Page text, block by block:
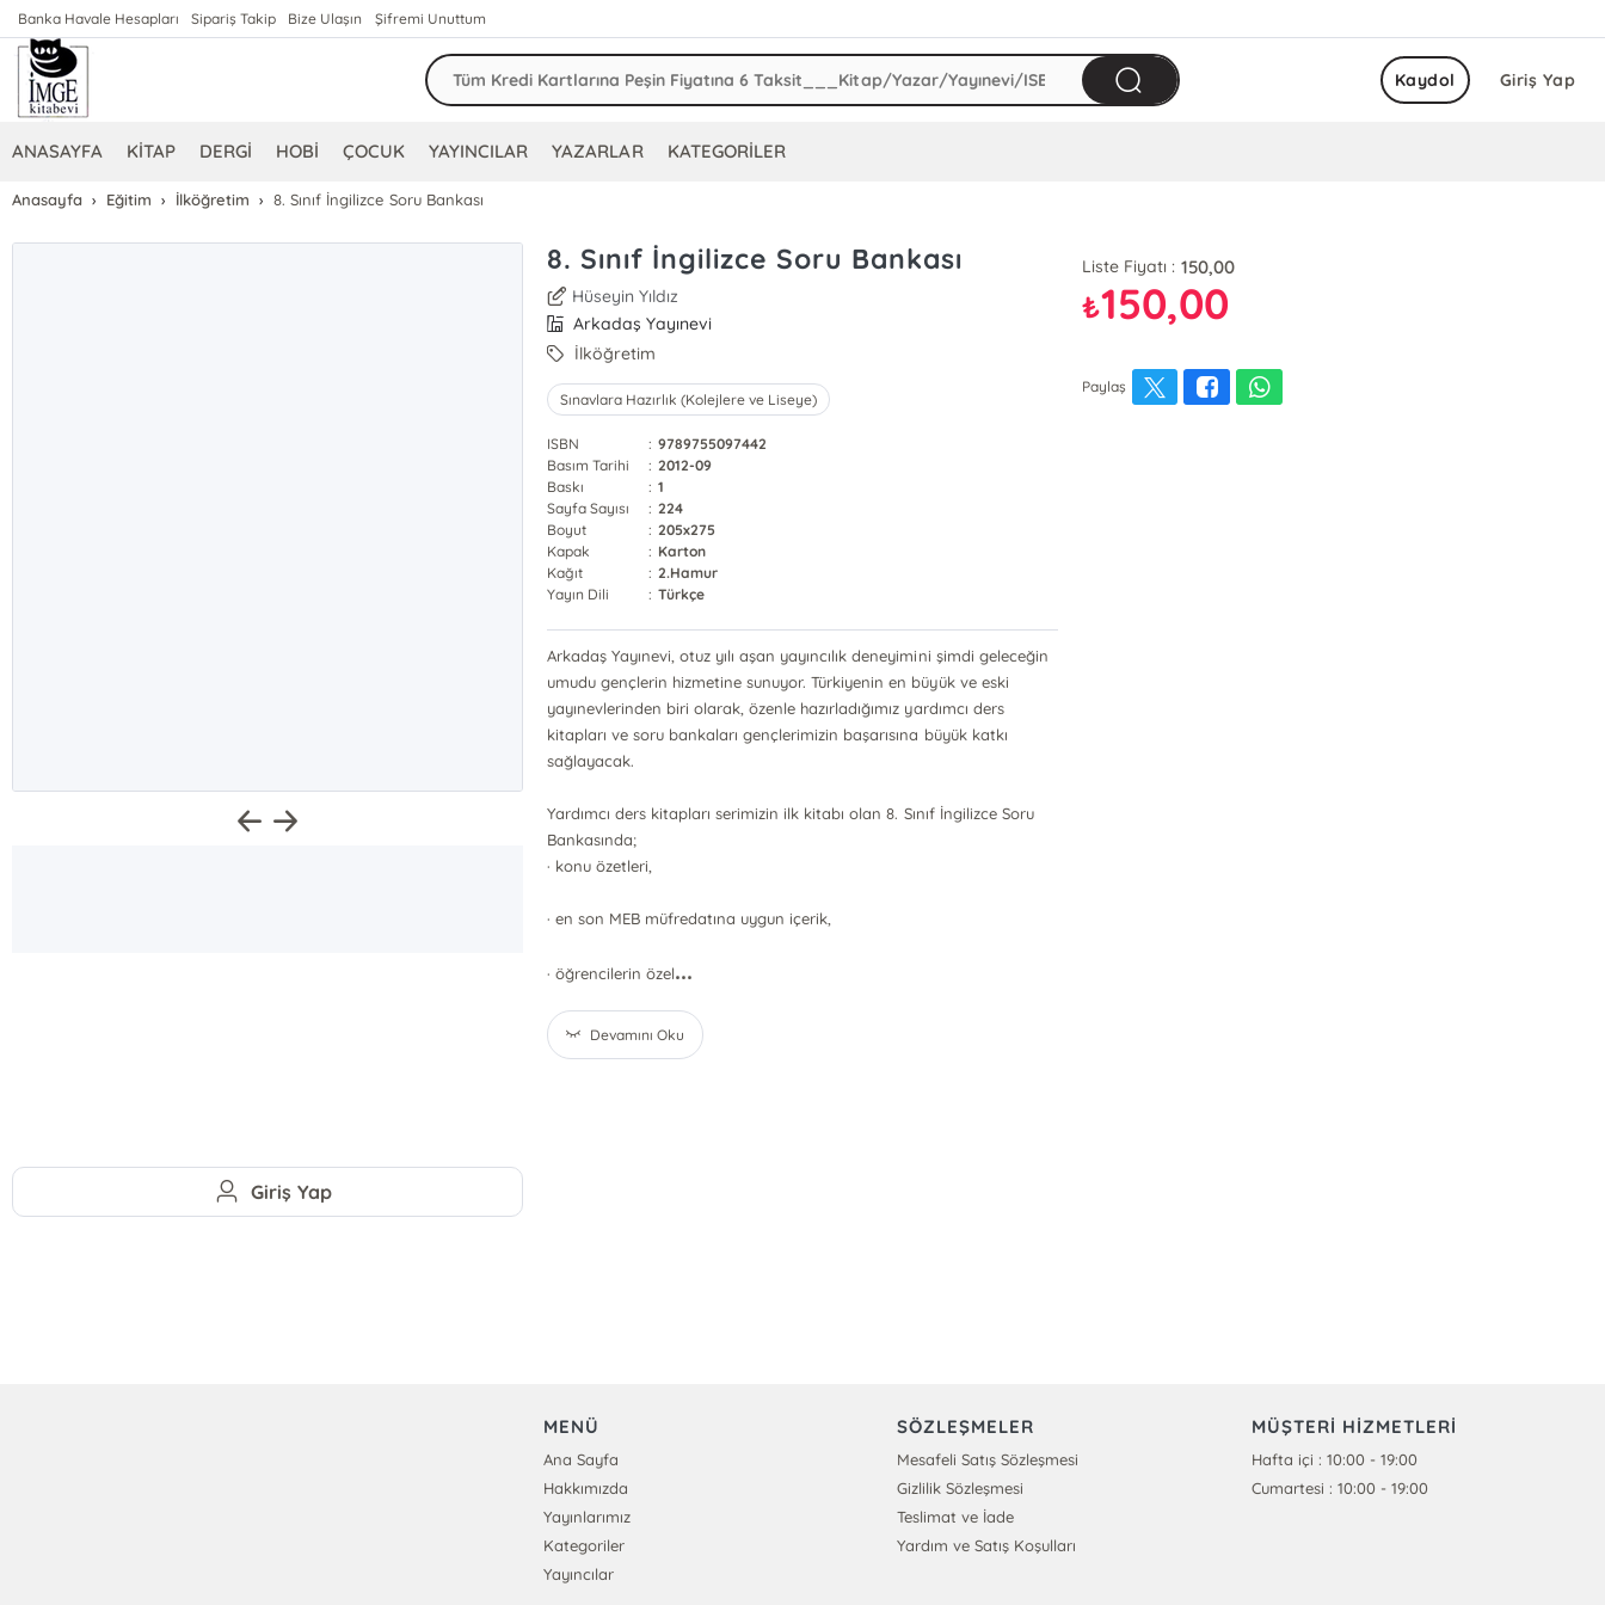
Banka Havale Hesapları Sipariş Takip Bize Ulaşın Şifremi Unuttum
Giriş Yap
Kaydol
ANASAYFA KİTAP DERGİ HOBİ ÇOCUK YAYINCILAR YAZARLAR KATEGORİLER
Anasayfa Eğitim İlköğretim 8. Sınıf İngilizce Soru Bankası
8. Sınıf İngilizce Soru Bankası
Hüseyin Yıldız
Arkadaş Yayınevi
İlköğretim
Sınavlara Hazırlık (Kolejlere ve Liseye)
ISBN : 9789755097442
Basım Tarihi
: 2012-09
Baskı
: 1
Sayfa Sayısı
: 224
Boyut
: 205x275
Kapak
: Karton
Kağıt
: 2.Hamur
Yayın Dili
: Türkçe
Arkadaş Yayınevi, otuz yılı aşan yayıncılık deneyimini şimdi geleceğin
umudu gençlerin hizmetine sunuyor. Türkiyenin en büyük ve eski
yayınevlerinden biri olarak, özenle hazırladığımız yardımcı ders
kitapları ve soru bankaları gençlerimizin başarısına büyük katkı
sağlayacak.
Yardımcı ders kitapları serimizin ilk kitabı olan 8. Sınıf İngilizce Soru
Bankasında;
· konu özetleri,
· en son MEB müfredatına uygun içerik,
· öğrencilerin özel...
Devamını Oku
Liste Fiyatı : 150,00
₺150,00
Paylaş
Giriş Yap
MENÜ
Ana Sayfa
Hakkımızda
Yayınlarımız
Kategoriler
Yayıncılar
SÖZLEŞMELER
Mesafeli Satış Sözleşmesi
Gizlilik Sözleşmesi
Teslimat ve İade
Yardım ve Satış Koşulları
MÜŞTERİ HİZMETLERİ
Hafta içi : 10:00 - 19:00
Cumartesi : 10:00 - 19:00